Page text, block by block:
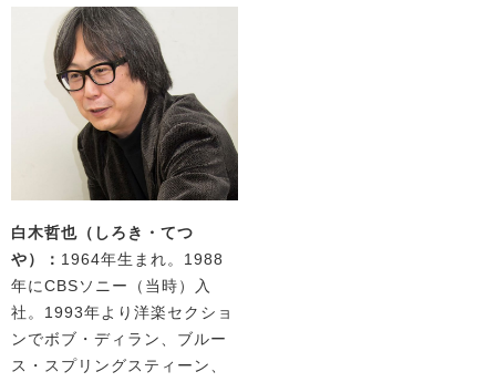
白木哲也（しろき・てつ
や）： 1964年生まれ。1988
年にCBSソニー（当時）入
社。1993年より洋楽セクショ
ンでボブ・ディラン、ブルー
ス・スプリングスティーン、